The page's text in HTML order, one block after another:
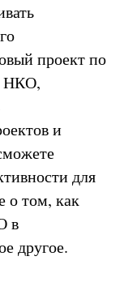
проект по
НКО,
и
для
о том, как
в
другое.